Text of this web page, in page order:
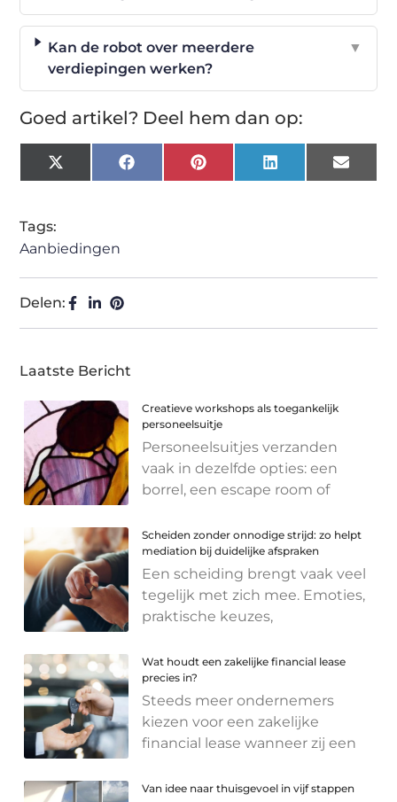
Kan de robot over meerdere
verdiepingen werken?
▼
Goed artikel? Deel hem dan op:
X
(Twitter)
FacebookPinterest LinkedIn Email
Tags:
Aanbiedingen
Delen:
Laatste Bericht
Creatieve workshops als toegankelijk
personeelsuitje
Personeelsuitjes verzanden
vaak in dezelfde opties: een
borrel, een escape room of
Scheiden zonder onnodige strijd: zo helpt
mediation bij duidelijke afspraken
Een scheiding brengt vaak veel
tegelijk met zich mee. Emoties,
praktische keuzes,
Wat houdt een zakelijke financial lease
precies in?
Steeds meer ondernemers
kiezen voor een zakelijke
financial lease wanneer zij een
Van idee naar thuisgevoel in vijf stappen